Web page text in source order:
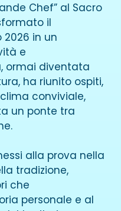
Chef” al Sacro
il
in un
e
ormai diventata
ha riunito ospiti,
conviviale,
un ponte tra
alla prova nella
tradizione,
che
personale e al